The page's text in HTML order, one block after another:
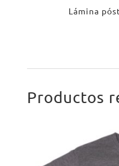
Lámina
Productos